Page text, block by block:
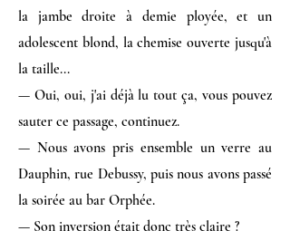
la jambe droite à demie ployée, et un
adolescent blond, la chemise ouverte jusqu'à
la taille...
— Oui, oui, j'ai déjà lu tout ça, vous pouvez
sauter ce passage, continuez.
— Nous avons pris ensemble un verre au
Dauphin, rue Debussy, puis nous avons passé
la soirée au bar Orphée.
— Son inversion était donc très claire ?